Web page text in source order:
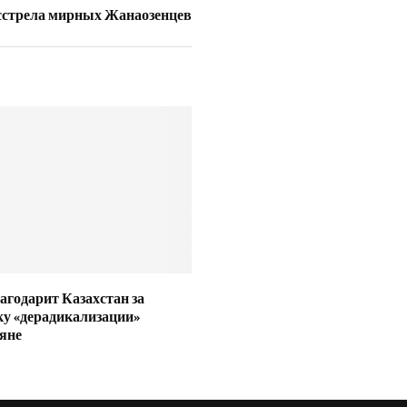
мирных Жанаозенцев
Казахстан за
«дерадикализации»